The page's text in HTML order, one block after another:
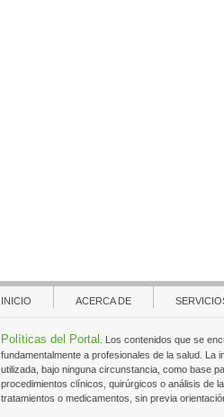
INICIO ACERCA DE
Políticas del Portal
. Los contenidos que se
fundamentalmente a profesionales de la salud. La
utilizada, bajo ninguna circunstancia, como base
procedimientos clínicos, quirúrgicos o análisis de
tratamientos o medicamentos, sin previa